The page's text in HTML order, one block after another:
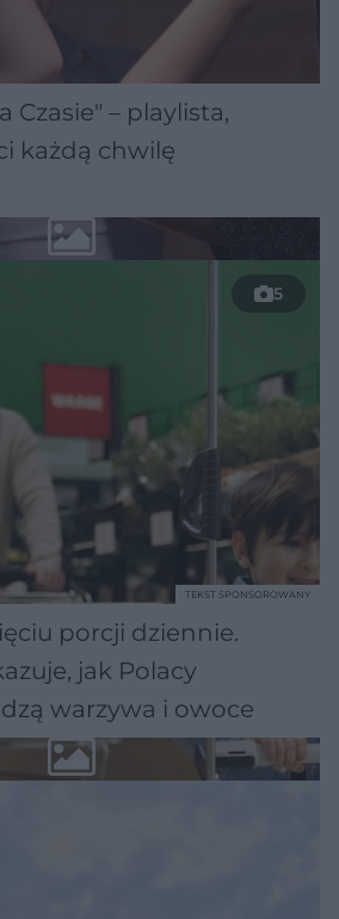
Czasie" – playlista,
każdą chwilę
5
porcji dziennie.
jak Polacy
warzywa i owoce
TEKST SPONSOROWANY